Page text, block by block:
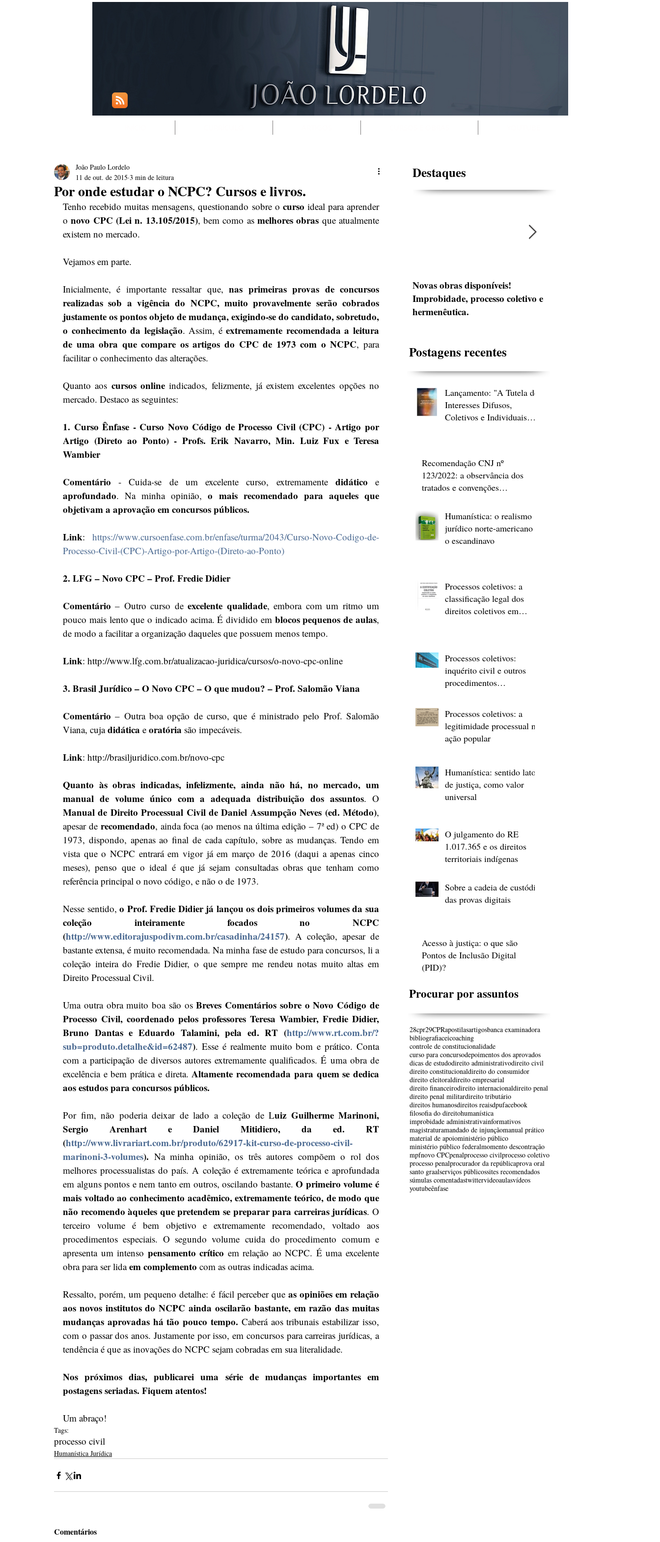
Por onde estudar o NCPC? Cursos e livros.
João Paulo Lordelo
11 de out. de 2015 3 min de leitura
Tenho recebido muitas mensagens, questionando sobre o curso ideal para aprender
o novo CPC (Lei n. 13.105/2015), bem como as melhores obras que atualmente
existem no mercado.
Vejamos em parte.
Inicialmente, é importante ressaltar que, nas primeiras provas de concursos
realizadas sob a vigência do NCPC, muito provavelmente serão cobrados
justamente os pontos objeto de mudança, exigindo-se do candidato, sobretudo,
o conhecimento da legislação. Assim, é extremamente recomendada a leitura
de uma obra que compare os artigos do CPC de 1973 com o NCPC, para
facilitar o conhecimento das alterações.
Quanto aos cursos online indicados, felizmente, já existem excelentes opções no
mercado. Destaco as seguintes:
1. Curso Ênfase - Curso Novo Código de Processo Civil (CPC) - Artigo por
Artigo (Direto ao Ponto) - Profs. Erik Navarro, Min. Luiz Fux e Teresa
Wambier
Comentário - Cuida-se de um excelente curso, extremamente didático
aprofundado. Na minha opinião, o mais recomendado para aqueles que
objetivam a aprovação em concursos públicos.
Link: https://www.cursoenfase.com.br/enfase/turma/2043/Curso-Novo-Codigo-de-
Processo-Civil-(CPC)-Artigo-por-Artigo-(Direto-ao-Ponto)
2. LFG – Novo CPC – Prof. Fredie Didier
Comentário – Outro curso de excelente qualidade, embora com um ritmo um
pouco mais lento que o indicado acima. É dividido em blocos pequenos de aulas,
de modo a facilitar a organização daqueles que possuem menos tempo.
Link: http://www.lfg.com.br/atualizacao-juridica/cursos/o-novo-cpc-online
3. Brasil Jurídico – O Novo CPC – O que mudou? – Prof. Salomão Viana
Comentário – Outra boa opção de curso, que é ministrado pelo Prof. Salomão
Viana, cuja didática e oratória são impecáveis.
Link: http://brasiljuridico.com.br/novo-cpc
Quanto às obras indicadas, infelizmente, ainda não há, no mercado, um
manual de volume único com a adequada distribuição dos assuntos
Manual de Direito Processual Civil de Daniel Assumpção Neves (ed. Método),
apesar de recomendado, ainda foca (ao menos na última edição – 7ª ed) o CPC de
1973, dispondo, apenas ao final de cada capítulo, sobre as mudanças. Tendo em
vista que o NCPC entrará em vigor já em março de 2016 (daqui a apenas cinco
meses), penso que o ideal é que já sejam consultadas obras que tenham como
referência principal o novo código, e não o de 1973.
Nesse sentido, o Prof. Fredie Didier já lançou os dois primeiros volumes da sua
coleção inteiramente focados no NCPC
(http://www.editorajuspodivm.com.br/casadinha/24157). A coleção, apesar de
bastante extensa, é muito recomendada. Na minha fase de estudo para concursos, li a
coleção inteira do Fredie Didier, o que sempre me rendeu notas muito altas em
Direito Processual Civil.
Uma outra obra muito boa são os Breves Comentários sobre o Novo Código de
Processo Civil, coordenado pelos professores Teresa Wambier, Fredie Didier,
Bruno Dantas e Eduardo Talamini, pela ed. RT (http://www.rt.com.br/?
sub=produto.detalhe&id=62487). Esse é realmente muito bom e prático. Conta
com a participação de diversos autores extremamente qualificados. É uma obra de
excelência e bem prática e direta. Altamente recomendada para quem se dedica
aos estudos para concursos públicos.
Por fim, não poderia deixar de lado a coleção de Luiz Guilherme Marinoni,
Sergio Arenhart e Daniel Mitidiero, da ed. RT
(http://www.livrariart.com.br/produto/62917-kit-curso-de-processo-civil-
marinoni-3-volumes). Na minha opinião, os três autores compõem o rol dos
melhores processualistas do país. A coleção é extremamente teórica e aprofundada
em alguns pontos e nem tanto em outros, oscilando bastante. O primeiro volume é
mais voltado ao conhecimento acadêmico, extremamente teórico, de modo que
não recomendo àqueles que pretendem se preparar para carreiras jurídicas. O
terceiro volume é bem objetivo e extremamente recomendado, voltado aos
procedimentos especiais. O segundo volume cuida do procedimento comum e
apresenta um intenso pensamento crítico em relação ao NCPC. É uma excelente
obra para ser lida em complemento com as outras indicadas acima.
Ressalto, porém, um pequeno detalhe: é fácil perceber que as opiniões em relação
aos novos institutos do NCPC ainda oscilarão bastante, em razão das muitas
mudanças aprovadas há tão pouco tempo. Caberá aos tribunais estabilizar isso,
com o passar dos anos. Justamente por isso, em concursos para carreiras jurídicas, a
tendência é que as inovações do NCPC sejam cobradas em sua literalidade.
Nos próximos dias, publicarei uma série de mudanças importantes em
postagens seriadas. Fiquem atentos!
Um abraço!
Tags:
processo civil
Humanística Jurídica
Comentários
Destaques
Novas obras disponíveis!
Improbidade, processo coletivo e
hermenêutica.
Postagens recentes
Lançamento: "A Tutela de
Interesses Difusos,
Coletivos e Individuais
Recomendação CNJ nº
123/2022: a observância dos
tratados e convenções
humanos e o uso da
jurisprudência da Corte
Interamericana de Direitos
Humanística: o realismo
jurídico norte-americano e
o escandinavo
Processos coletivos: a
classificação legal dos
direitos coletivos em
Processos coletivos:
inquérito civil e outros
procedimentos
Processos coletivos: a
legitimidade processual na
ação popular
Humanística: sentido lato
de justiça, como valor
universal
O julgamento do RE
1.017.365 e os direitos
territoriais indígenas
Sobre a cadeia de custódia
das provas digitais
Acesso à justiça: o que são
Pontos de Inclusão Digital
(PID)?
Procurar por assuntos
28cpr29CPRapostilasartigosbanca examinadora
bibliografiaceicoaching
controle de constitucionalidade
curso para concursodepoimentos dos aprovados
dicas de estudodireito administrativodireito civil
direito constitucionaldireito do consumidor
direito eleitoraldireito empresarial
direito financeirodireito internacionaldireito penal
direito penal militardireito tributário
direitos humanosdireitos reaisdpufacebook
filosofia do direitohumanística
improbidade administrativainformativos
magistraturamandado de injunçãomanual prático
material de apoioministério público
ministério público federalmomento descontração
mpfnovo CPCpenalprocesso civilprocesso coletivo
processo penalprocurador da repúblicaprova oral
santo graalserviços públicossites recomendados
súmulas comentadastwittervideoaulasvídeos
youtubeênfase